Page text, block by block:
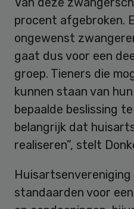
procent afgebroken.
ongewenst
gaat dus voor een
groep. Tieners die
kunnen staan van
bepaalde beslissing
belangrijk dat
realiseren”, stelt
standaarden voor